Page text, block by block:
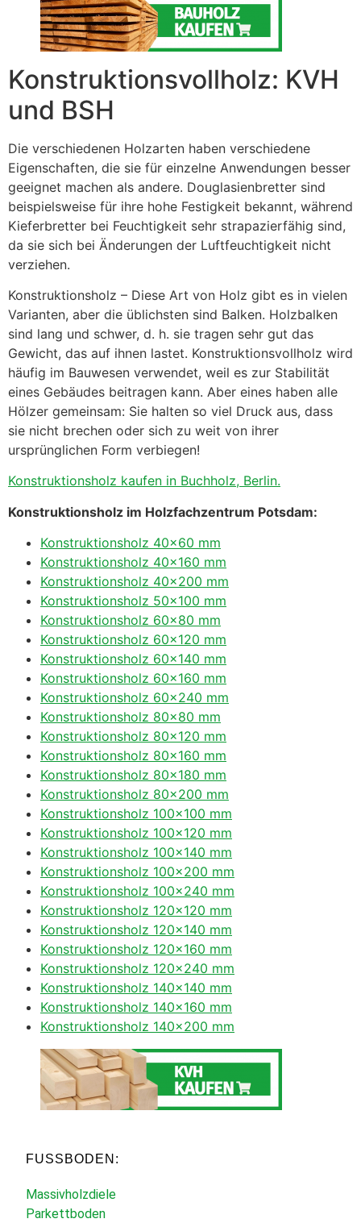
Konstruktionsvollholz: KVH
und BSH
Die verschiedenen Holzarten haben verschiedene
Eigenschaften, die sie für einzelne Anwendungen besser
geeignet machen als andere. Douglasienbretter sind
beispielsweise für ihre hohe Festigkeit bekannt, während
Kieferbretter bei Feuchtigkeit sehr strapazierfähig sind,
da sie sich bei Änderungen der Luftfeuchtigkeit nicht
verziehen.
Konstruktionsholz – Diese Art von Holz gibt es in vielen
Varianten, aber die üblichsten sind Balken. Holzbalken
sind lang und schwer, d. h. sie tragen sehr gut das
Gewicht, das auf ihnen lastet. Konstruktionsvollholz wird
häufig im Bauwesen verwendet, weil es zur Stabilität
eines Gebäudes beitragen kann. Aber eines haben alle
Hölzer gemeinsam: Sie halten so viel Druck aus, dass
sie nicht brechen oder sich zu weit von ihrer
ursprünglichen Form verbiegen!
Konstruktionsholz kaufen in Buchholz, Berlin.
Konstruktionsholz im Holzfachzentrum Potsdam:
Konstruktionsholz 40×60 mm
Konstruktionsholz 40×160 mm
Konstruktionsholz 40×200 mm
Konstruktionsholz 50×100 mm
Konstruktionsholz 60×80 mm
Konstruktionsholz 60×120 mm
Konstruktionsholz 60×140 mm
Konstruktionsholz 60×160 mm
Konstruktionsholz 60×240 mm
Konstruktionsholz 80×80 mm
Konstruktionsholz 80×120 mm
Konstruktionsholz 80×160 mm
Konstruktionsholz 80×180 mm
Konstruktionsholz 80×200 mm
Konstruktionsholz 100×100 mm
Konstruktionsholz 100×120 mm
Konstruktionsholz 100×140 mm
Konstruktionsholz 100×200 mm
Konstruktionsholz 100×240 mm
Konstruktionsholz 120×120 mm
Konstruktionsholz 120×140 mm
Konstruktionsholz 120×160 mm
Konstruktionsholz 120×240 mm
Konstruktionsholz 140×140 mm
Konstruktionsholz 140×160 mm
Konstruktionsholz 140×200 mm
FUSSBODEN:
Massivholzdiele
Parkettboden